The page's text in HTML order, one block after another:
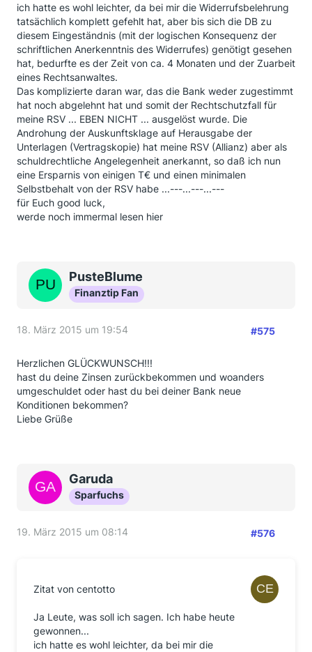
ich hatte es wohl leichter, da bei mir die Widerrufsbelehrung
tatsächlich komplett gefehlt hat, aber bis sich die DB zu
diesem Eingeständnis (mit der logischen Konsequenz der
schriftlichen Anerkenntnis des Widerrufes) genötigt gesehen
hat, bedurfte es der Zeit von ca. 4 Monaten und der Zuarbeit
eines Rechtsanwaltes.
Das komplizierte daran war, das die Bank weder zugestimmt
hat noch abgelehnt hat und somit der Rechtschutzfall für
meine RSV ... EBEN NICHT ... ausgelöst wurde. Die
Androhung der Auskunftsklage auf Herausgabe der
Unterlagen (Vertragskopie) hat meine RSV (Allianz) aber als
schuldrechtliche Angelegenheit anerkannt, so daß ich nun
eine Ersparnis von einigen T€ und einen minimalen
Selbstbehalt von der RSV habe ...---...---...---
für Euch good luck,
werde noch immermal lesen hier
PusteBlume
Finanztip Fan
18. März 2015 um 19:54 #575
Herzlichen GLÜCKWUNSCH!!!
hast du deine Zinsen zurückbekommen und woanders
umgeschuldet oder hast du bei deiner Bank neue
Konditionen bekommen?
Liebe Grüße
Garuda
Sparfuchs
19. März 2015 um 08:14 #576
Zitat von centotto
Ja Leute, was soll ich sagen. Ich habe heute
gewonnen...
ich hatte es wohl leichter, da bei mir die